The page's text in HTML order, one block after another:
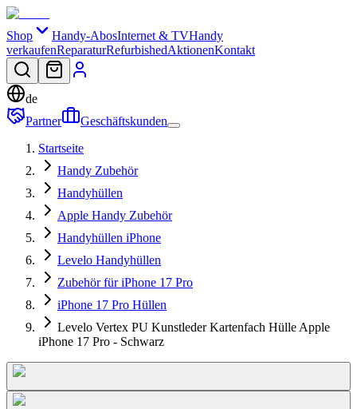
Shop Handy-AbosInternet & TVHandy
verkaufenReparaturRefurbishedAktionenKontakt
de
Partner
Geschäftskunden
Startseite
Handy Zubehör
Handyhüllen
Apple Handy Zubehör
Handyhüllen iPhone
Levelo Handyhüllen
Zubehör für iPhone 17 Pro
iPhone 17 Pro Hüllen
Levelo Vertex PU Kunstleder Kartenfach Hülle Apple
iPhone 17 Pro - Schwarz